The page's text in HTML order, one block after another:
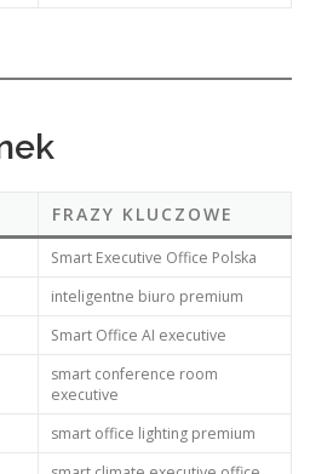
FRAZY KLUCZOWE
Smart Executive Office Polska
inteligentne biuro premium
Smart Office AI executive
smart conference room
executive
smart office lighting premium